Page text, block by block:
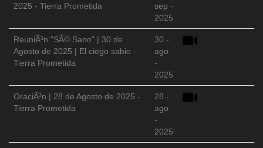
2025 - Tierra Prometida
sep -
2025
ReuniÃ³n "SÃ© Sano" | 30 de
Agosto de 2025 | El ciego sabio -
Tierra Prometida
30 -
ago
-
2025
OraciÃ³n | 28 de Agosto de 2025 -
Tierra Prometida
28 -
ago
-
2025